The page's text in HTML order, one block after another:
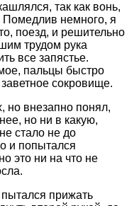
так как вонь,
немного, я
поезд, и решительно
трудом рука
все запястье.
пальцы быстро
сокровище.
но внезапно понял,
но ни в какую,
стало не до
и попытался
это ни на что не
прижать